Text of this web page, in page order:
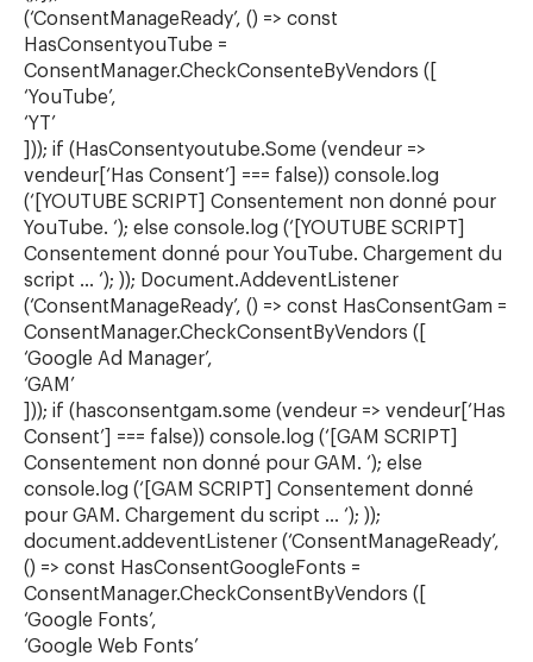
(‘ConsentManageReady’, () => const
HasConsentyouTube =
ConsentManager.CheckConsenteByVendors ([
‘YouTube’,
‘YT’
])); if (HasConsentyoutube.Some (vendeur =>
vendeur[‘Has Consent’] === false)) console.log
(‘[YOUTUBE SCRIPT] Consentement non donné pour
YouTube. ‘); else console.log (‘[YOUTUBE SCRIPT]
Consentement donné pour YouTube. Chargement du
script … ‘); )); Document.AddeventListener
(‘ConsentManageReady’, () => const HasConsentGam =
ConsentManager.CheckConsentByVendors ([
‘Google Ad Manager’,
‘GAM’
])); if (hasconsentgam.some (vendeur => vendeur[‘Has
Consent’] === false)) console.log (‘[GAM SCRIPT]
Consentement non donné pour GAM. ‘); else
console.log (‘[GAM SCRIPT] Consentement donné
pour GAM. Chargement du script … ‘); ));
document.addeventListener (‘ConsentManageReady’,
() => const HasConsentGoogleFonts =
ConsentManager.CheckConsentByVendors ([
‘Google Fonts’,
‘Google Web Fonts’